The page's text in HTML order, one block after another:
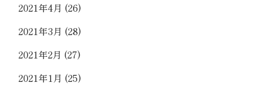
2021年4月 (26)
2021年3月 (28)
2021年2月 (27)
2021年1月 (25)